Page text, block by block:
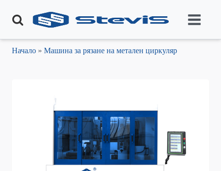
Начало » Машина за рязане на метален циркуляр